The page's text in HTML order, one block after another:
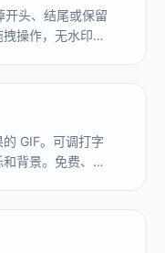
头、结尾或保留
操作，无水印，
GIF。可调打字
背景。免费、无